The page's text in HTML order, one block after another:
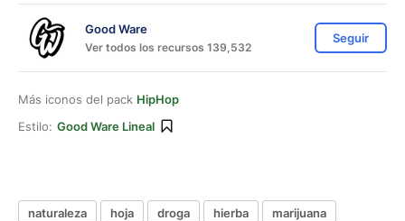
Good Ware
Ver todos los recursos 139,532
Seguir
Más iconos del pack HipHop
Estilo: Good Ware Lineal
naturaleza hoja droga hierba
marijuana